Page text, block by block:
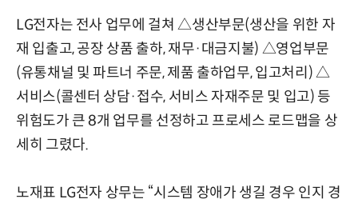
LG전자는 전사 업무에 걸쳐 △생산부문(생산을 위한 자
재 입출고, 공장 상품 출하, 재무·대금지불) △영업부문
(유통채널 및 파트너 주문, 제품 출하업무, 입고처리) △
서비스(콜센터 상담·접수, 서비스 자재주문 및 입고) 등
위험도가 큰 8개 업무를 선정하고 프로세스 로드맵을 상
세히 그렸다.
노재표 LG전자 상무는 “시스템 장애가 생길 경우 인지 경